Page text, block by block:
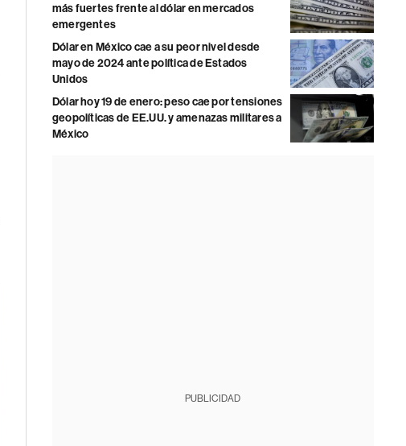
más fuertes frente al dólar en mercados
emergentes
Dólar en México cae a su peor nivel desde
mayo de 2024 ante política de Estados
Unidos
Dólar hoy 19 de enero: peso cae por tensiones
geopolíticas de EE.UU. y amenazas militares a
México
PUBLICIDAD